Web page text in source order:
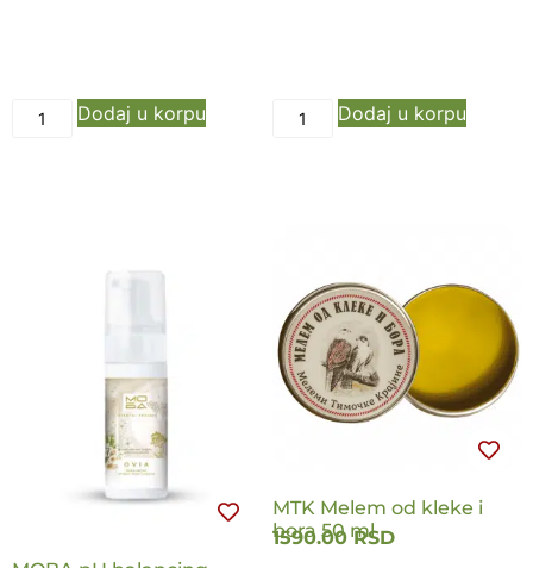
Dodaj u korpu Dodaj u korpu
MTK Melem od kleke i
bora 50 ml
1590.00RSD